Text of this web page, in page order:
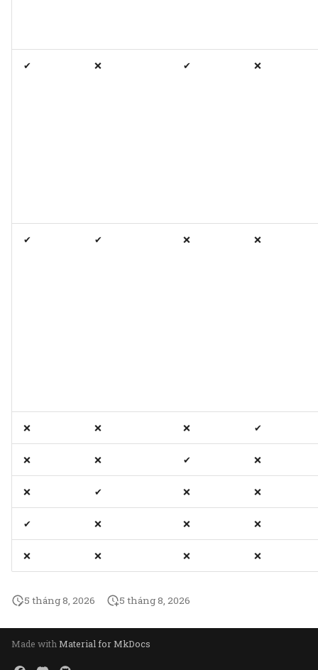
✔ ❌ ✔ ❌
✔ ✔ ❌ ❌
❌ ❌ ❌ ✔
❌ ❌ ✔ ❌
❌ ✔ ❌ ❌
✔ ❌ ❌ ❌
❌ ❌ ❌ ❌
5 tháng 8, 2026 5 tháng 8, 2026
Made withMaterial for MkDocs